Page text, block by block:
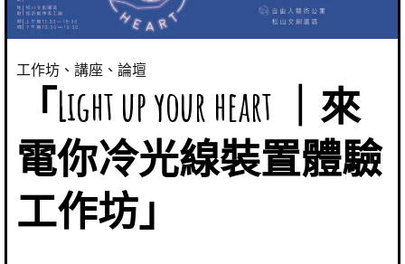
工作坊、講座、論壇
「Light up your heart ｜來
電你冷光線裝置體驗
工作坊」